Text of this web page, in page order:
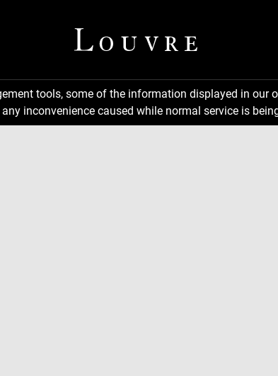
tools, some of the information displayed in
inconvenience caused while normal service is